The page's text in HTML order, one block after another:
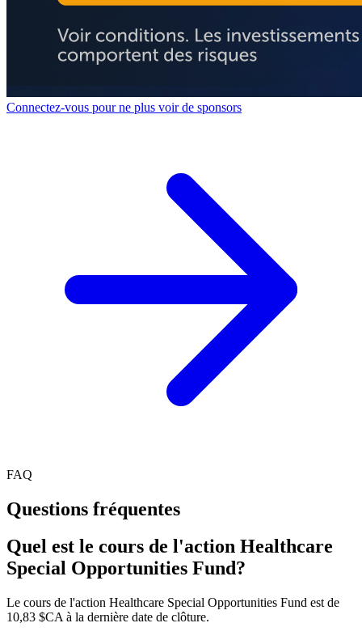
Connectez-vous pour ne plus voir de sponsors
FAQ
Questions fréquentes
Quel est le cours de l'action Healthcare
Special Opportunities Fund?
Le cours de l'action Healthcare Special Opportunities Fund est de
10,83 $CA à la dernière date de clôture.